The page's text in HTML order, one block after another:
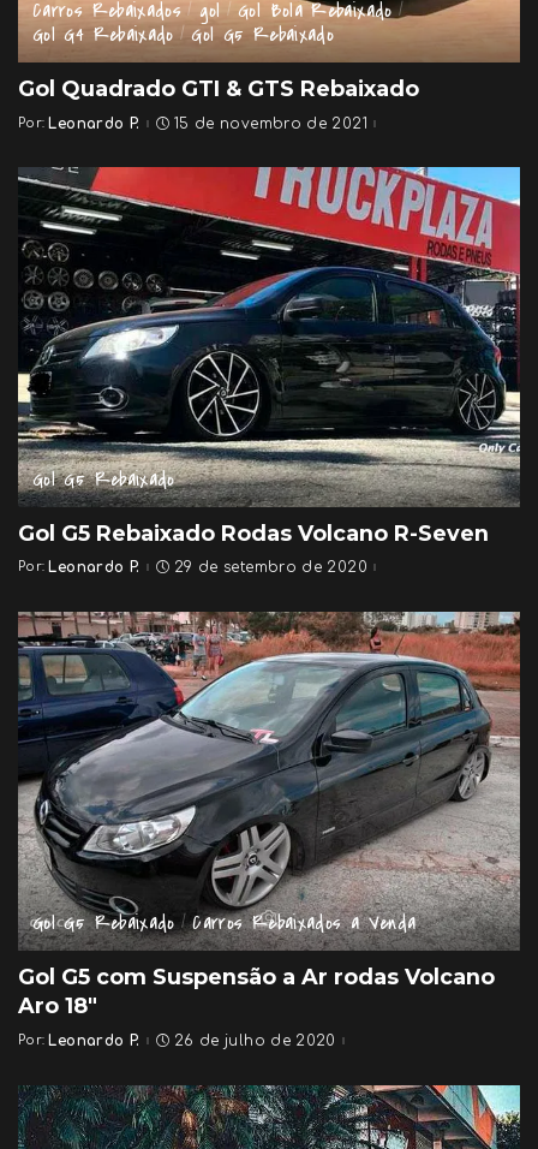
Carros Rebaixados gol
Gol Bola Rebaixado
Gol G4 Rebaixado
Gol G5 Rebaixado
Gol Quadrado GTI & GTS Rebaixado
Posted
Por: Leonardo P. 15 de novembro de 2021
Gol G5 Rebaixado
Gol G5 Rebaixado Rodas Volcano R-Seven
Posted
Por: Leonardo P. 29 de setembro de 2020
Gol G5 Rebaixado Carros Rebaixados a Venda
Gol G5 com Suspensão a Ar rodas Volcano
Aro 18″
Posted
Por: Leonardo P. 26 de julho de 2020